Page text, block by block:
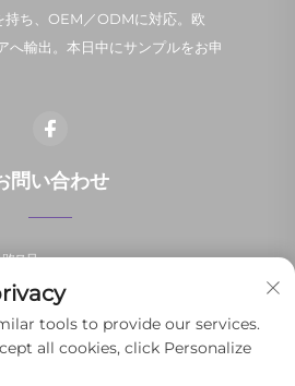
持ち、OEM／ODMに対応。欧
へ輸出。本日中にサンプルをお申
問い合わせ
7号
tools to provide our services.
all cookies, click Personalize